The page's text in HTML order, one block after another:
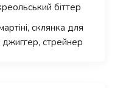
біттер
склянка для
стрейнер